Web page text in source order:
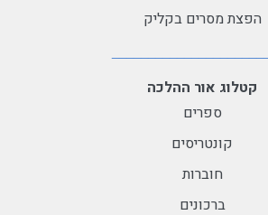
הפצת מסרים בקליק
קטלוג אור ההלכה
ספרים
קונטריסים
חוברות
ברכונים